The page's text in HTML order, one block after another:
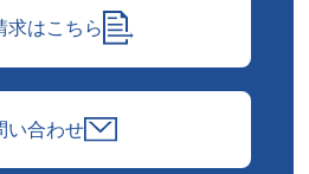
求はこちら
い合わせ